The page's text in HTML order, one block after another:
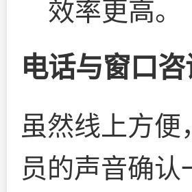
效率更高。
电话与窗口
虽然线上方
员的声音确